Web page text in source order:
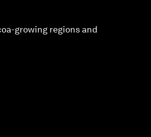
growing regions and